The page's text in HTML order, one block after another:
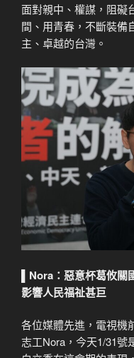
面對親中、權謀，阻礙
間、用青春，不斷裝備
主、卓越的台灣。
Nora ： 惡意杯葛攸關
影響人民福祉甚巨
各位媒體先進，電視機
志工Nora，今天1/31號